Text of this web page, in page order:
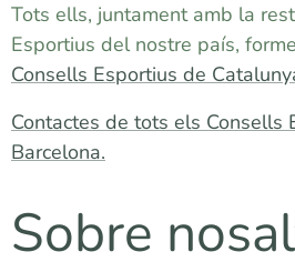
Tots ells, juntament amb la
Esportius del nostre país,
Consells Esportius de
Contactes de tots els Consells
Barcelona.
Sobre